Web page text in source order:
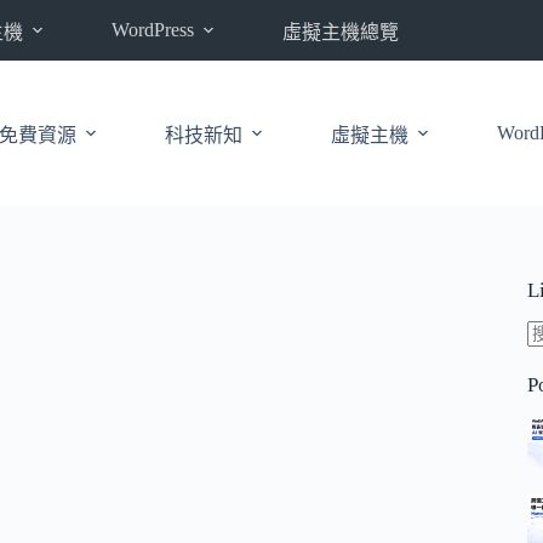
WordPress 虛擬主機總覽
免費資源 科技新知 虛擬主機